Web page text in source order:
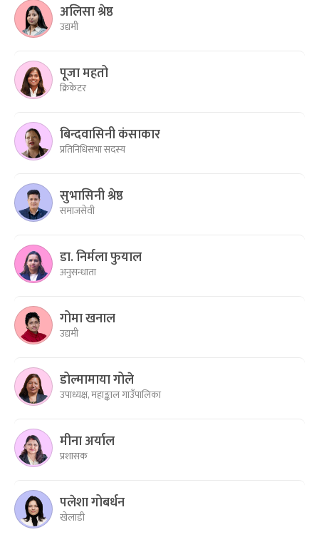
अलिसा श्रेष्ठ
उद्यमी
पूजा महतो
क्रिकेटर
बिन्दवासिनी कंसाकार
प्रतिनिधिसभा सदस्य
सुभासिनी श्रेष्ठ
समाजसेवी
डा. निर्मला फुयाल
अनुसन्धाता
गोमा खनाल
उद्यमी
डोल्मामाया गोले
उपाध्यक्ष, महाङ्काल गाउँपालिका
मीना अर्याल
प्रशासक
पलेशा गोबर्धन
खेलाडी